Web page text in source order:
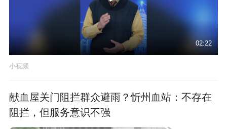
02:22
小视频
献血屋关门阻拦群众避雨？忻州血站：不存在
阻拦，但服务意识不强